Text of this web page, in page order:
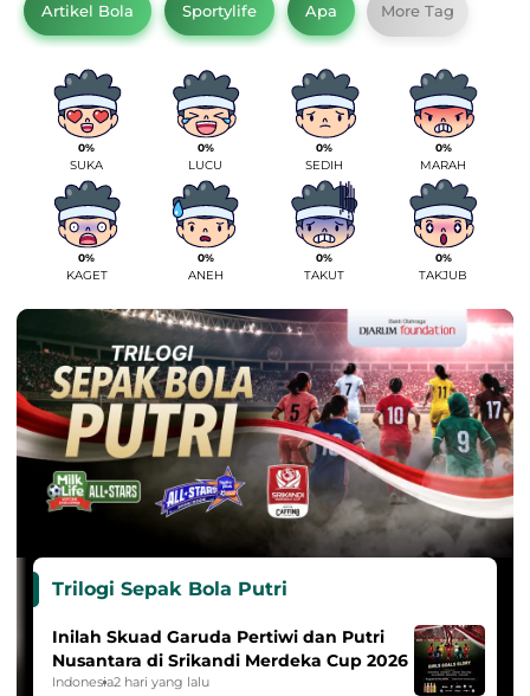
Artikel Bola Sportylife Apa More Tag
0%
SUKA
0%
LUCU
0%
SEDIH
0%
MARAH
0%
KAGET
0%
ANEH
0%
TAKUT
0%
TAKJUB
Trilogi Sepak Bola Putri
Inilah Skuad Garuda Pertiwi dan Putri
Nusantara di Srikandi Merdeka Cup 2026
Indonesia2 hari yang lalu